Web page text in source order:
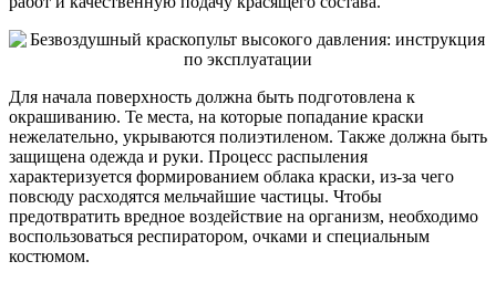
Для начала поверхность должна быть подготовлена к
окрашиванию. Те места, на которые попадание краски
нежелательно, укрываются полиэтиленом. Также должна быть
защищена одежда и руки. Процесс распыления
характеризуется формированием облака краски, из-за чего
повсюду расходятся мельчайшие частицы. Чтобы
предотвратить вредное воздействие на организм, необходимо
воспользоваться респиратором, очками и специальным
костюмом.